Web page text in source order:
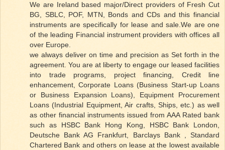
We are Ireland based major/Direct providers of Fresh Cut
BG, SBLC, POF, MTN, Bonds and CDs and this financial
instruments are specifically for lease and sale.We are one
of the leading Financial instrument providers with offices all
over Europe.
we always deliver on time and precision as Set forth in the
agreement. You are at liberty to engage our leased facilities
into trade programs, project financing, Credit line
enhancement, Corporate Loans (Business Start-up Loans
or Business Expansion Loans), Equipment Procurement
Loans (Industrial Equipment, Air crafts, Ships, etc.) as well
as other financial instruments issued from AAA Rated bank
such as HSBC Bank Hong Kong, HSBC Bank London,
Deutsche Bank AG Frankfurt, Barclays Bank , Standard
Chartered Bank and others on lease at the lowest available